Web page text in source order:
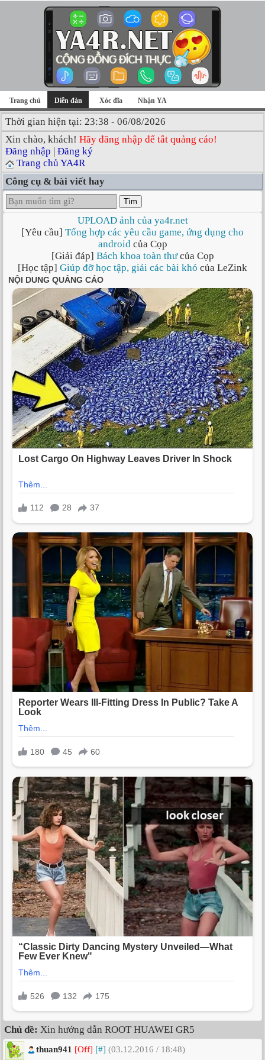
Trang chủ Diễn đàn Xóc đĩa Nhận YA
Thời gian hiện tại: 23:38 - 06/08/2026
Xin chào, khách! Hãy đăng nhập để tắt quảng cáo!
Đăng nhập | Đăng ký
Trang chủ YA4R
Công cụ & bài viết hay
Tìm
UPLOAD ảnh của ya4r.net
[Yêu cầu] Tổng hợp các yêu cầu game, ứng dụng cho
androidcủa Cọp
[Giải đáp] Bách khoa toàn thưcủa Cọp
[Học tập] Giúp đỡ học tập, giải các bài khó của LeZink
Chủ đề: Xin hướng dẫn ROOT HUAWEI GR5
thuan941 [Off] [#] (03.12.2016 / 18:48)